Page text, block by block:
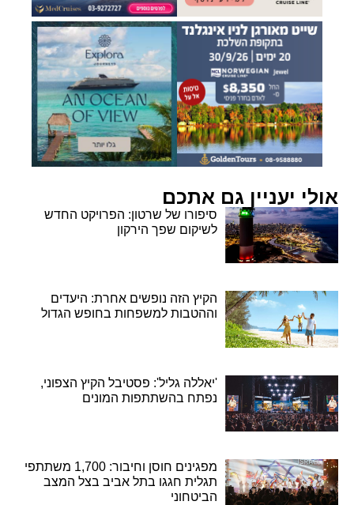
אולי יעניין גם אתכם
סיפורו של שרטון: הפרויקט החדש
לשיקום שפך הירקון
הקיץ הזה נופשים אחרת: היעדים
וההטבות למשפחות בחופש הגדול
'יאללה גליל': פסטיבל הקיץ הצפוני,
נפתח בהשתתפות המונים
מפגינים חוסן וחיבור: 1,700 משתתפי
תגלית חגגו בתל אביב בצל המצב
הביטחוני